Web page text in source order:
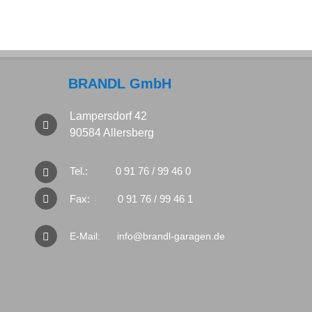
BRANDL GmbH
Lampersdorf 42
90584 Allersberg
Tel.: 0 91 76 / 99 46 0
Fax: 0 91 76 / 99 46 1
E-Mail: info@brandl-garagen.de